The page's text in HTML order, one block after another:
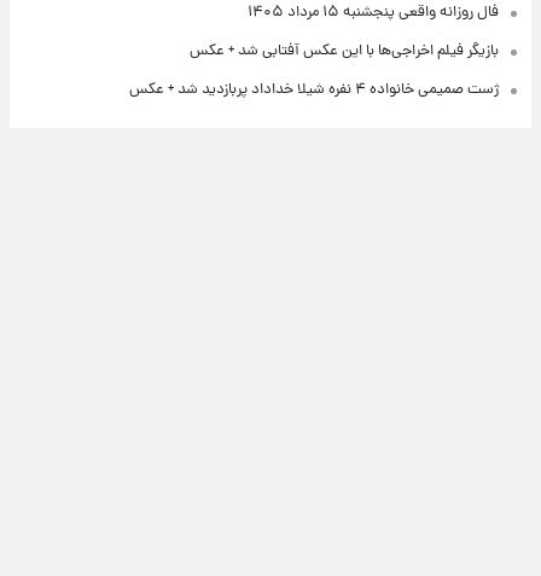
فال روزانه واقعی پنجشنبه ۱۵ مرداد ۱۴۰۵
بازیگر فیلم اخراجی‌ها با این عکس آفتابی شد + عکس
ژست صمیمی خانواده ۴ نفره شیلا خداداد پربازدید شد + عکس